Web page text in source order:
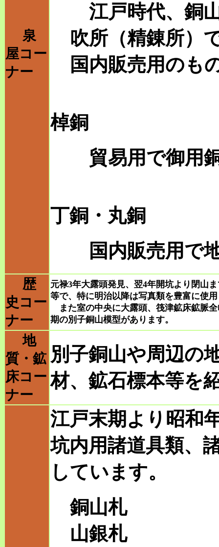
泉
屋コー
ナー
江戸時代、銅
吹所（精錬所）
国内販売用のも
棹銅
貿易用で御用
丁銅・丸銅
国内販売用で
歴
史コー
ナー
元禄3年大露頭発見、翌4年開坑より閉山
等で、特に明治以降は写真類を豊富に使
また室の中央に大露頭、筏津鉱床鉱脈
期の別子銅山模型があります。
地
質・鉱
床コー
ナー
別子銅山や周辺の
材、鉱石標本等を
江戸末期より昭和
坑内用諸道具類、
しています。
銅山札
山銀札